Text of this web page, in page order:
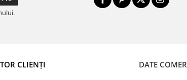
CLIENȚI DATE